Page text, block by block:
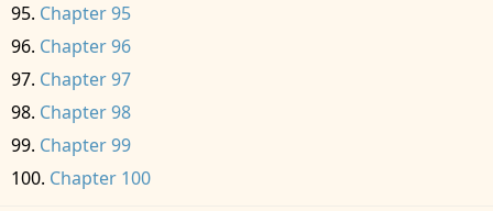
Chapter 95
Chapter 96
Chapter 97
Chapter 98
Chapter 99
Chapter 100